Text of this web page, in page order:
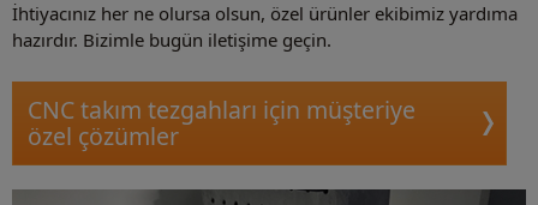
İhtiyacınız her ne olursa olsun, özel ürünler ekibimiz yardıma
hazırdır. Bizimle bugün iletişime geçin.
CNC takım tezgahları için müşteriye
özel çözümler